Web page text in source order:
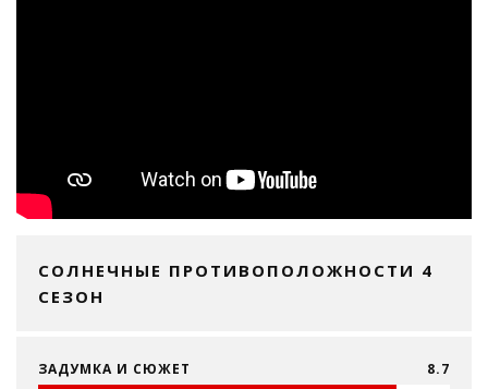
СОЛНЕЧНЫЕ ПРОТИВОПОЛОЖНОСТИ 4
СЕЗОН
ЗАДУМКА И СЮЖЕТ 8.7